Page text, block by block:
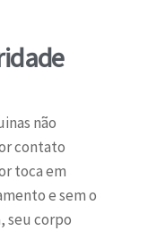
não
contato
toca em
e sem o
seu corpo